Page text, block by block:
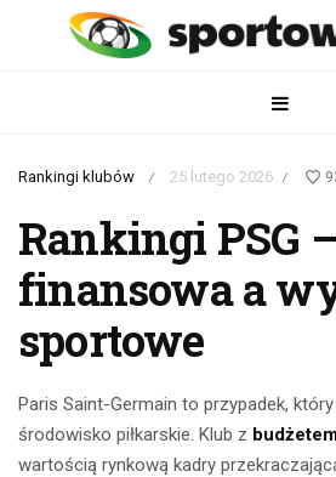
Rankingi klubów / 25 lutego 2026 /
Rankingi PSG
finansowa a
sportowe
Paris Saint-Germain to przypadek,
środowisko piłkarskie. Klub z
wartością rynkową kadry